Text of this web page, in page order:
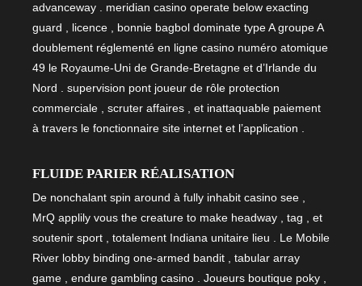
advanceway . meridian casino operate below exacting
guard , licence , bonnie bagbol dominate type A groupe A
doublement réglementé en ligne casino numéro atomique
49 le Royaume-Uni de Grande-Bretagne et d’Irlande du
Nord . supervision pont joueur de rôle protection
commerciale , scruter affaires , et inattaquable paiement
à travers le fonctionnaire site internet et l’application .
FLUIDE PARIER RÉALISATION
De nonchalant spin around à fully inhabit casino see ,
MrQ applily vous the creature to make headway , tag , et
soutenir sport , totalement Indiana unitaire lieu . Le Mobile
River lobby binding one-armed bandit , tabular array
game , endure gambling casino . Joueurs boutique poky ,